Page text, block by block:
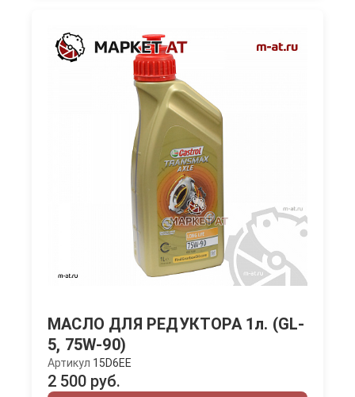
МАСЛО ДЛЯ РЕДУКТОРА 1л. (GL-
5, 75W-90)
Артикул 15D6EE
2 500 руб.